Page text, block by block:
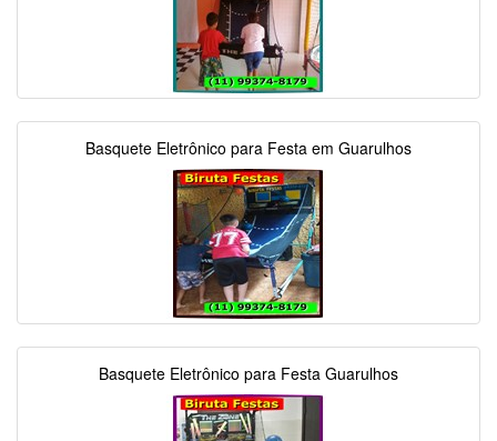
Basquete Eletrônico para Festa em Guarulhos
Basquete Eletrônico para Festa Guarulhos